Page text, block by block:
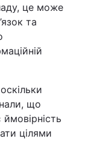
це може
та
що
цілями